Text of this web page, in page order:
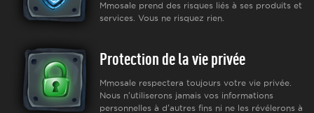
Mmosale prend des risques liés à ses produits et
services. Vous ne risquez rien.
Protection de la vie privée
Mmosale respectera toujours votre vie privée.
Nous n'utiliserons jamais vos informations
personnelles à d'autres fins ni ne les révélerons à